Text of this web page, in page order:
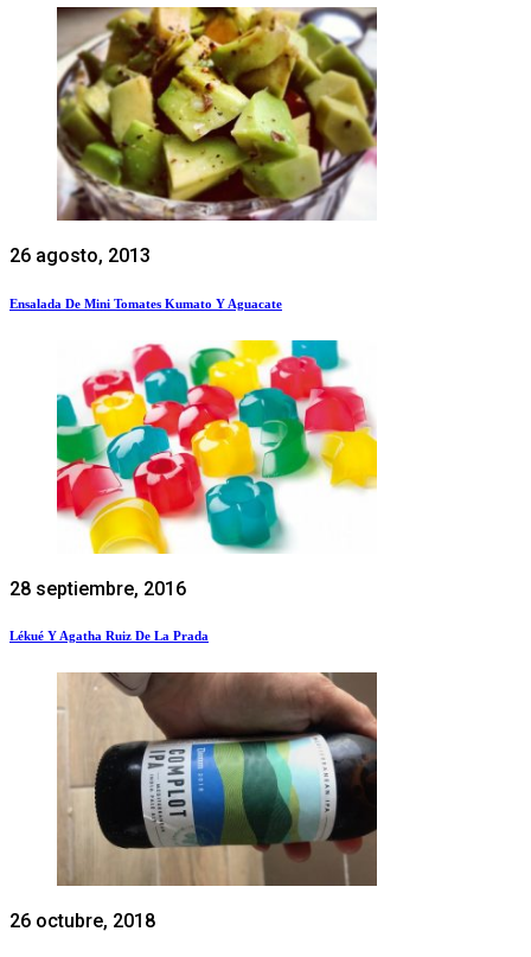
26 agosto, 2013
Ensalada De Mini Tomates Kumato Y Aguacate
28 septiembre, 2016
Lékué Y Agatha Ruiz De La Prada
26 octubre, 2018